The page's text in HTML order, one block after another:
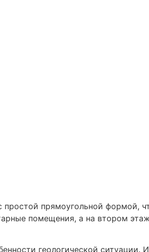
простой прямоугольной формой,
помещения, а на втором
геологической ситуации.